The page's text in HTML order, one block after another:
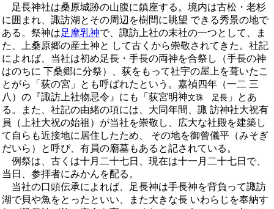
足長神社は桑原城跡の山腹に鎮座する。境内は古松・老杉
に囲まれ、諏訪湖とその周辺を樹間に眺望 できる秀景の地で
ある。祭神は足摩乳神で、諏訪上社の末社の一つとして、ま
た、上桑原郷の産土神と して古くから崇敬されてきた。社記
によれば、当社は初め足長・手長の両神を合祭し（手長の神
はのちに 下桑郷に分祭）、荻をもって社宇の屋上を葺いたこ
とがら「荻の宮」とも呼ばれたという。嘉禎四年（一二 三
八）の『諏訪上社物忌令』にも「荻宮明神文珠 足長 」とあ
る。また、社記の由緒の項には、大同年間、諏 訪神社大祝有
員（上社大祝の始祖）が当社を崇敬し、広大な社殿を建築し
て自らも近接地に居住したため、 その地を御曾儀平（みそぎ
だいら）と呼ぴ、有員の廟墓もあると記されている。
例祭は、古くは十月二十七日、現在は十一月二十七日で、
当日、参拝者にみかんを配る。
当社の口頭伝承によれば、足長神は手長神を背負って諏訪
湖で貝や魚をとったといい、また大きな長 いわらじを奉納す